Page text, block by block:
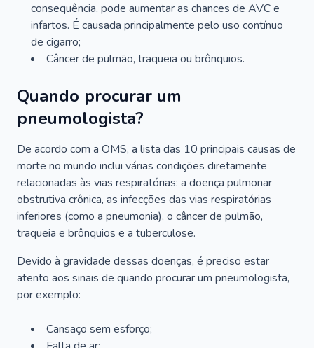
consequência, pode aumentar as chances de AVC e
infartos. É causada principalmente pelo uso contínuo
de cigarro;
Câncer de pulmão, traqueia ou brônquios.
Quando procurar um
pneumologista?
De acordo com a OMS, a lista das 10 principais causas de
morte no mundo inclui várias condições diretamente
relacionadas às vias respiratórias: a doença pulmonar
obstrutiva crônica, as infecções das vias respiratórias
inferiores (como a pneumonia), o câncer de pulmão,
traqueia e brônquios e a tuberculose.
Devido à gravidade dessas doenças, é preciso estar
atento aos sinais de quando procurar um pneumologista,
por exemplo:
Cansaço sem esforço;